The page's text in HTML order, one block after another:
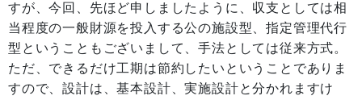
すが、今回、先ほど申しましたように、収支としては相
当程度の一般財源を投入する公の施設型、指定管理代行
型ということもございまして、手法としては従来方式。
ただ、できるだけ工期は節約したいということでありま
すので、設計は、基本設計、実施設計と分かれますけ